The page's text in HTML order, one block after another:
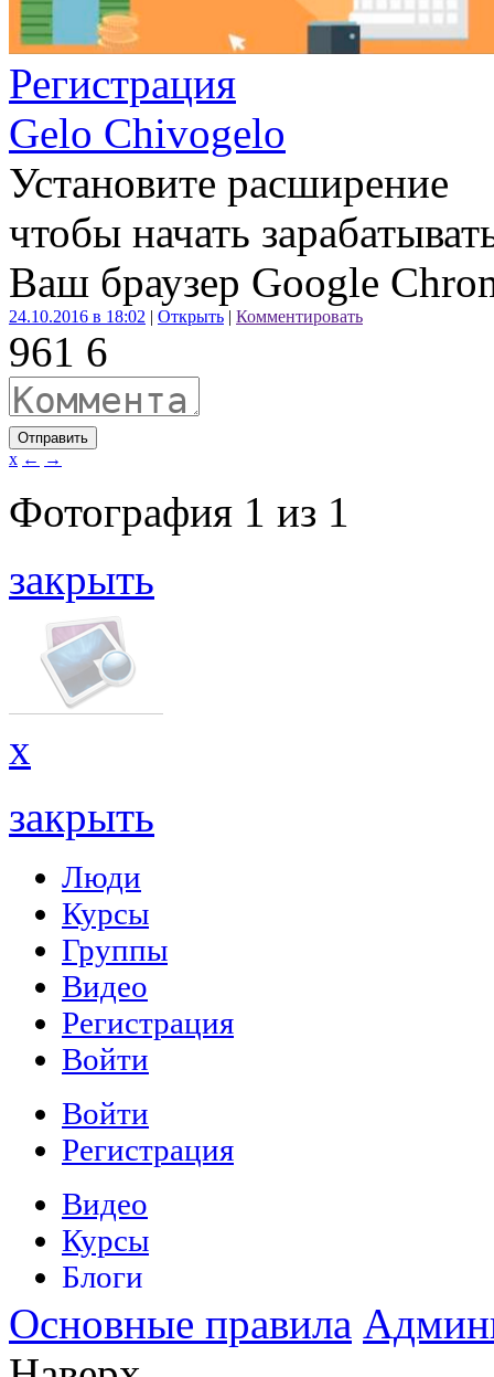
Регистрация
Gelo Chivogelo
Установите расширение
чтобы начать
Ваш браузер Google
24.10.2016 в 18:02 | Открыть | Комментировать
961 6
Отправить
x ← →
Фотография 1 из 1
закрыть
x
закрыть
Основные правила